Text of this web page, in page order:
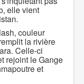
elle vient
couleur
la rivière
Celle-ci
rejoint le Gange
et